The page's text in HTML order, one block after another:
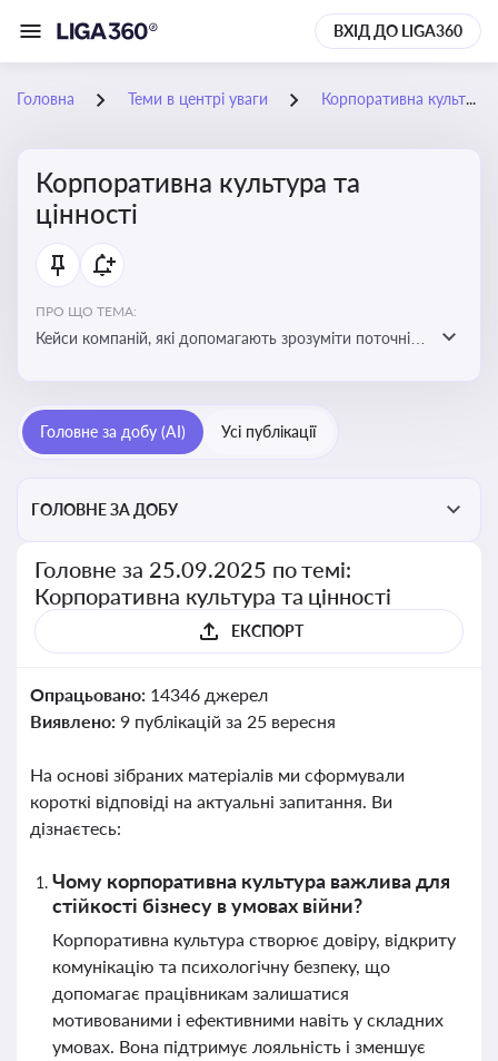
ВХІД ДО LIGA360
Головна Теми в центрі уваги Корпоративна культура та цінності
Корпоративна культура та
цінності
ПРО ЩО ТЕМА:
Кейси компаній, які допомагають зрозуміти поточні
бізнес-середовища
Головне за добу (AI) Усі публікації
ГОЛОВНЕ ЗА ДОБУ
Головне за 25.09.2025 по темі:
Корпоративна культура та цінності
ЕКСПОРТ
Опрацьовано: 14346 джерел
Виявлено: 9 публікацій за 25 вересня
На основі зібраних матеріалів ми сформували
короткі відповіді на актуальні запитання. Ви
дізнаєтесь:
Чому корпоративна культура важлива для
стійкості бізнесу в умовах війни?
Корпоративна культура створює довіру, відкриту
комунікацію та психологічну безпеку, що
допомагає працівникам залишатися
мотивованими і ефективними навіть у складних
умовах. Вона підтримує лояльність і зменшує